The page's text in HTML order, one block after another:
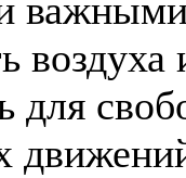
для